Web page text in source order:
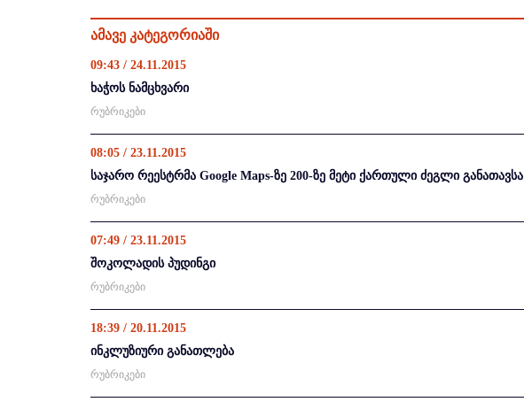
ამავე კატეგორიაში
09:43 / 24.11.2015
ხაჭოს ნამცხვარი
რუბრიკები
08:05 / 23.11.2015
საჯარო რეესტრმა Google Maps-ზე 200-ზე მეტი ქართული ძეგლი განათავსა
რუბრიკები
07:49 / 23.11.2015
შოკოლადის პუდინგი
რუბრიკები
18:39 / 20.11.2015
ინკლუზიური განათლება
რუბრიკები